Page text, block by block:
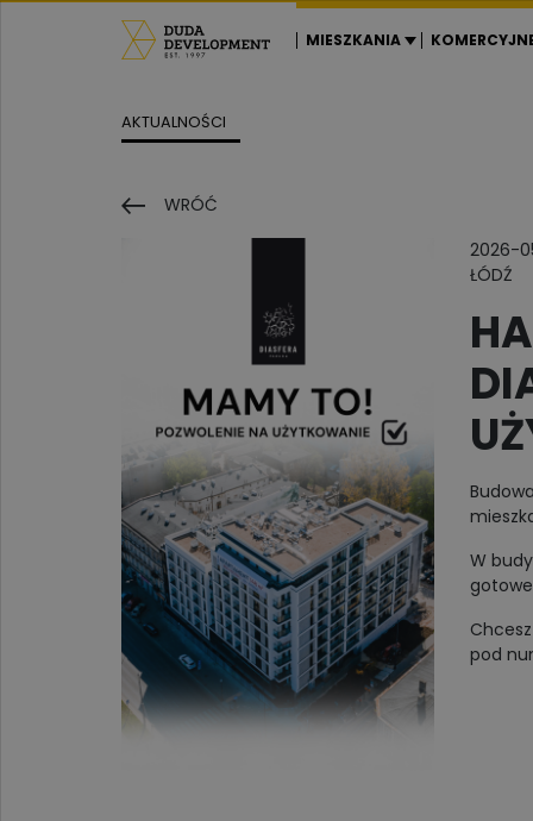
MIESZKANIA
AKTUALNOŚCI
WRÓĆ
2026-
ŁÓDŹ
W
pod